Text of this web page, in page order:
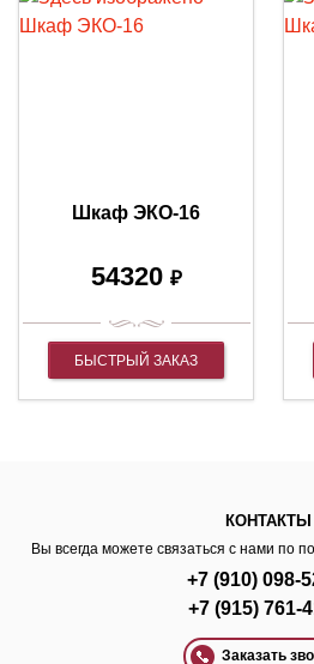
Шкаф ЭКО-16
54320 ₽
БЫСТРЫЙ ЗАКАЗ
КОНТАКТЫ
Вы всегда можете связаться с нами по
+7 (910) 098-
+7 (915) 761-
Заказать